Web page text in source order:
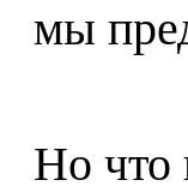
мы
Но что